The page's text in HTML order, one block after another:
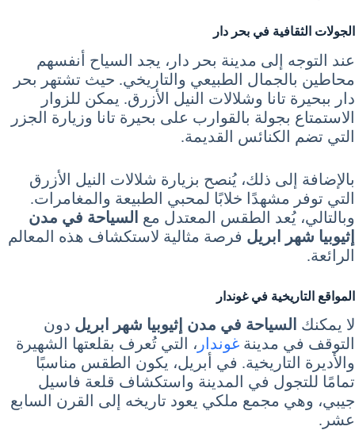
الجولات الثقافية في بحر دار
عند التوجه إلى مدينة بحر دار، يجد السياح أنفسهم
محاطين بالجمال الطبيعي والتاريخي. حيث تشتهر بحر
دار ببحيرة تانا وشلالات النيل الأزرق. يمكن للزوار
الاستمتاع بجولة بالقوارب على بحيرة تانا وزيارة الجزر
التي تضم الكنائس القديمة.
بالإضافة إلى ذلك، يُنصح بزيارة شلالات النيل الأزرق
التي توفر مشهدًا خلابًا لمحبي الطبيعة والمغامرات.
وبالتالي، يُعد الطقس المعتدل مع السياحة في مدن
إثيوبيا شهر ابريل فرصة مثالية لاستكشاف هذه المعالم
الرائعة.
المواقع التاريخية في غوندار
لا يمكنك السياحة في مدن إثيوبيا شهر ابريل دون
التوقف في مدينة غوندار ، التي تُعرف بقلعتها الشهيرة
والأديرة التاريخية. في أبريل، يكون الطقس مناسبًا
تمامًا للتجول في المدينة واستكشاف قلعة فاسيل
جيبي، وهي مجمع ملكي يعود تاريخه إلى القرن السابع
عشر.